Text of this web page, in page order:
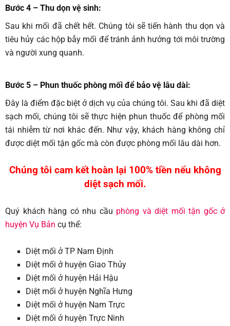
Bước 4 – Thu dọn vệ sinh:
Sau khi mối đã chết hết. Chúng tôi sẽ tiến hành thu dọn và
tiêu hủy các hộp bẫy mối để tránh ảnh hưởng tới môi trường
và người xung quanh.
Bước 5 – Phun thuốc phòng mối để bảo vệ lâu dài:
Đây là điểm đặc biệt ở dịch vụ của chúng tôi. Sau khi đã diệt
sạch mối, chúng tôi sẽ thực hiện phun thuốc để phòng mối
tái nhiễm từ nơi khác đến. Như vậy, khách hàng không chỉ
được diệt mối tận gốc mà còn được phòng mối lâu dài hơn.
Chúng tôi cam kết hoàn lại 100% tiền nếu không
diệt sạch mối.
Quý khách hàng có nhu cầu phòng và diệt mối tận gốc ở
huyện Vụ Bản cụ thể:
Diệt mối ở TP Nam Định
Diệt mối ở huyện Giao Thủy
Diệt mối ở huyện Hải Hậu
Diệt mối ở huyện Nghĩa Hưng
Diệt mối ở huyện Nam Trực
Diệt mối ở huyện Trực Ninh